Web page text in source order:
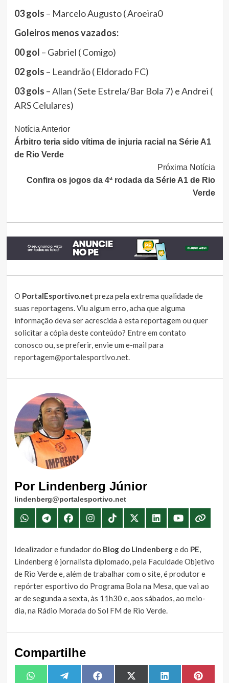
03 gols – Marcelo Augusto ( Aroeira0
Goleiros menos vazados:
00 gol – Gabriel ( Comigo)
02 gols – Leandrão ( Eldorado FC)
03 gols – Allan ( Sete Estrela/Bar Bola 7) e Andrei (
ARS Celulares)
Continue
Lendo
Notícia Anterior
Árbitro teria sido vítima de injuria racial na Série A1
de Rio Verde
Próxima Notícia
Confira os jogos da 4ª rodada da Série A1 de Rio
Verde
O PortalEsportivo.net preza pela extrema qualidade de
suas reportagens. Viu algum erro, acha que alguma
informação deva ser acrescida à esta reportagem ou quer
solicitar a cópia deste conteúdo? Entre em contato
conosco ou, se preferir, envie um e-mail para
reportagem@portalesportivo.net.
Por Lindenberg Júnior
lindenberg@portalesportivo.net
Idealizador e fundador do Blog do Lindenberge do PE,
Lindenberg é jornalista diplomado, pela Faculdade Objetivo
de Rio Verde e, além de trabalhar com o site, é produtor e
repórter esportivo do Programa Bola na Mesa, que vai ao
ar de segunda a sexta, às 11h30 e, aos sábados, ao meio-
dia, na Rádio Morada do Sol FM de Rio Verde.
Compartilhe
Share
WhatsAppShare
TelegramShare
FacebookShare
X
Share
LinkedIn Share